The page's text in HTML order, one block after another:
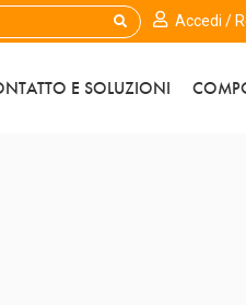
Accedi /
E SOLUZIONI